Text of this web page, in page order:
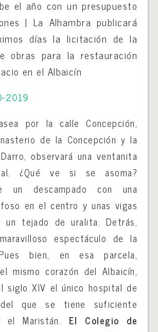
el año con un presupuesto
| La Alhambra publicará
días la licitación de la
obras para la restauración
en el Albaicín
2019
por la calle Concepción,
de la Concepción y la
observará una ventanita
¿Qué ve si se asoma?
un descampado con una
en el centro y unas vigas
un tejado de uralita. Detrás,
espectáculo de la
bien, en esa parcela,
mismo corazón del Albaicín,
siglo XIV el único hospital de
del que se tiene suficiente
el Maristán. El Colegio de